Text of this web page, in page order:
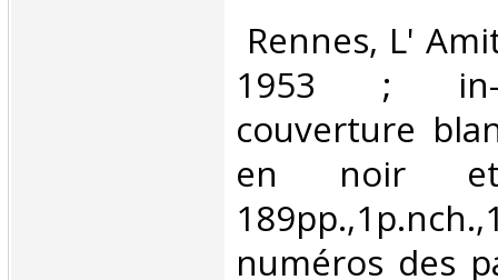
Rennes, L'
1953 ; in-
couverture
en noir
numéros des